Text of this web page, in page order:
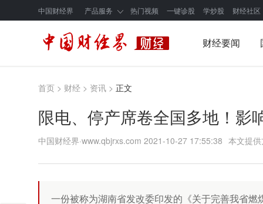
中国财经界 产品服务 热门视频 一键诊股 学炒股 财经社区
财经要闻
首页 > 财经 > 资讯 > 正文
限电、停产席卷全国多地！影
中国财经界·www.qbjrxs.com 2021-10-27 17:55:38 本文提
一份被称为湖南省发改委印发的《关于完善我省